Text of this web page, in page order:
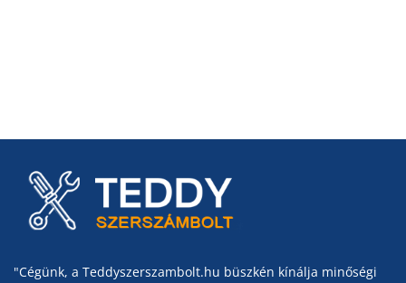
"Cégünk, a Teddyszerszambolt.hu büszkén kínálja minőségi